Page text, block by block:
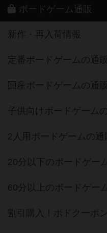
ボードゲーム通販
新作・再入荷情報
定番ボードゲームの通
国産ボードゲームの通
子供向けボードゲーム
2人用ボードゲームの通
20分以下のボードゲー
60分以上のボードゲー
割引購入！ボドクーポ